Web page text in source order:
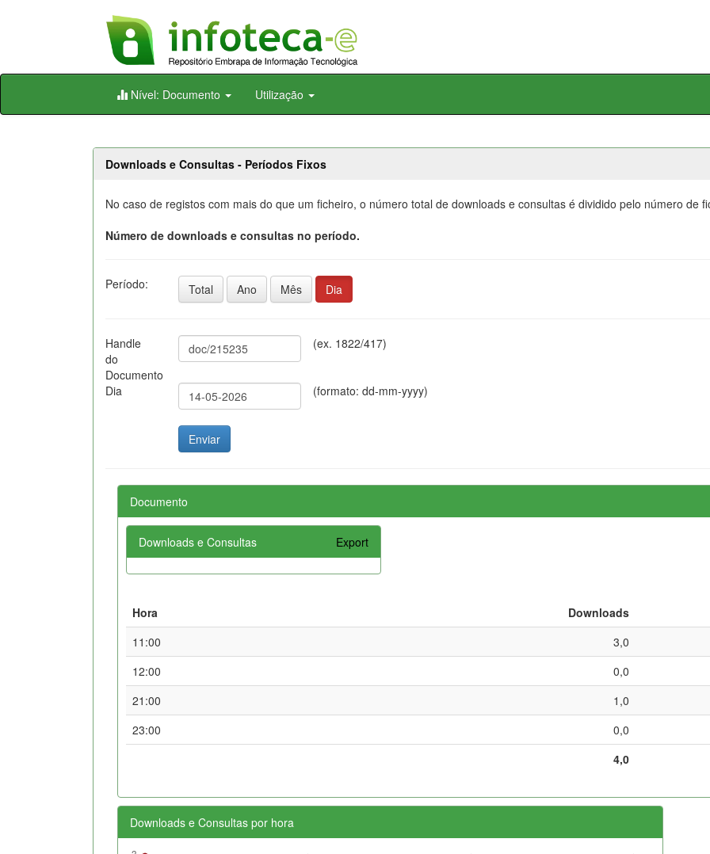
Skip
Nível: Documento Utilização
Downloads e Consultas - Períodos Fixos
No caso de registos com mais do que um ficheiro, o número total de downloads e consultas é dividido pelo número de
Número de downloads e consultas no período.
Período: Total Ano Mês Dia
Handle
do
Documento
(ex. 1822/417)
Dia (formato: dd-mm-yyyy)
Documento
Downloads e Consultas Export
Hora
Downloads
11:00
3,0
12:00
0,0
21:00
1,0
23:00
0,0
4,0
Downloads e Consultas por hora